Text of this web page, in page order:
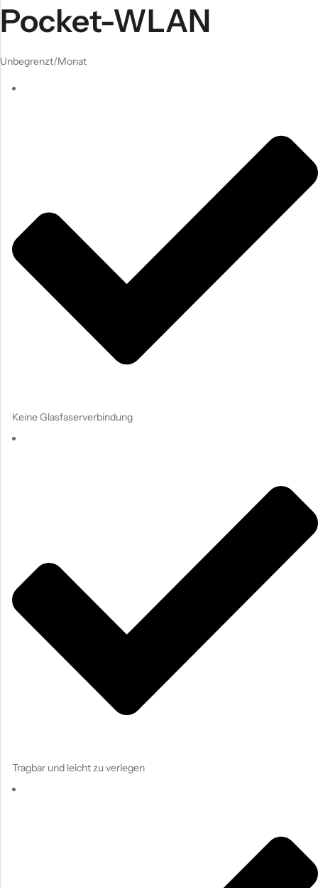
Pocket-WLAN
Unbegrenzt/Monat
Keine Glasfaserverbindung
Tragbar und leicht zu verlegen